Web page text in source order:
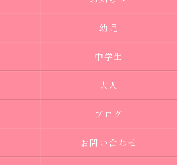
幼児
中学生
大人
ブログ
お問い合わせ